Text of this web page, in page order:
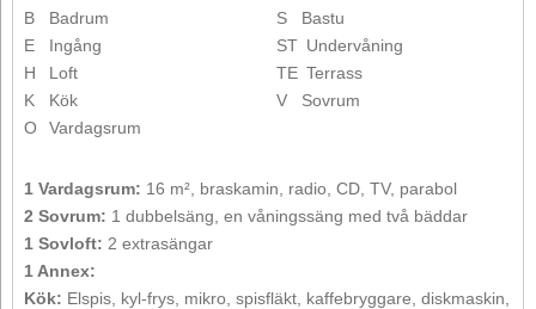
B
Badrum
E
Ingång
H
Loft
K
Kök
O
Vardagsrum
S
Bastu
ST Undervåning
TE Terrass
V
Sovrum
1 Vardagsrum: 16 m², braskamin, radio, CD, TV, parabol
2 Sovrum: 1 dubbelsäng, en våningssäng med två bäddar
1 Sovloft: 2 extrasängar
1 Annex:
Kök: Elspis, kyl-frys, mikro, spisfläkt, kaffebryggare, diskmaskin,